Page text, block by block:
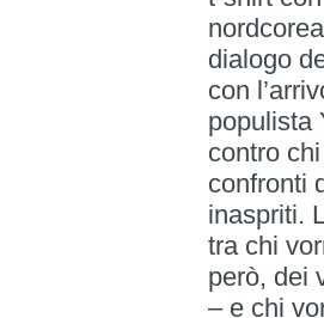
dialogo
con
populista
contro
confronti
inaspriti.
tra chi
però, dei
– e chi